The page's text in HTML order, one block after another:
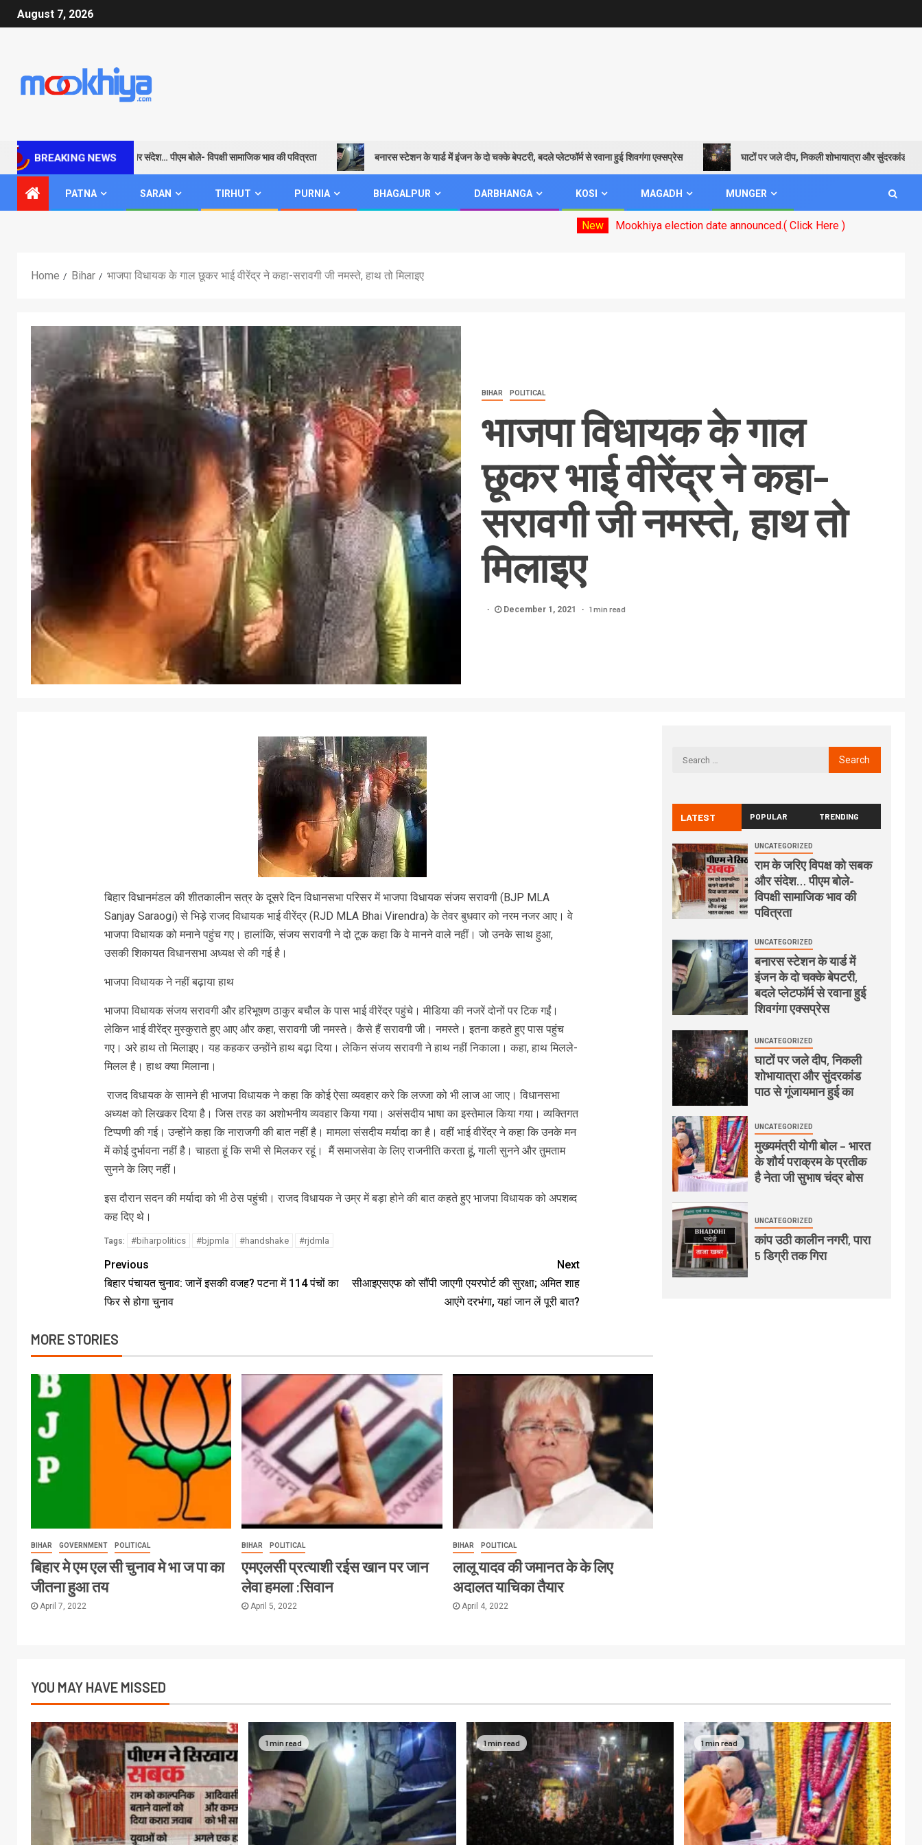
August 7, 2026
BREAKING NEWS
राम के जरिए विपक्ष को सबक और संदेश… पीएम बोले- विपक्षी सामाजिक भाव की पवित्रता बनारस स्टेशन के यार्ड में इंजन के दो चक्के बेपटरी, बदले प्लेटफॉर्म से रवाना हुई शिवगंगा एक्सप्रेस घाटों पर जले दीप, निकली शोभायात्रा और सुंदरकांड पाठ से
PATNA SARAN TIRHUT PURNIA BHAGALPUR DARBHANGA KOSI MAGADH MUNGER
Mookhiya election date announced.( Click Here )
Home Bihar भाजपा विधायक के गाल छूकर भाई वीरेंद्र ने कहा-सरावगी जी नमस्ते, हाथ तो मिलाइए
BIHAR POLITICAL
भाजपा विधायक के गाल
छूकर भाई वीरेंद्र ने कहा-
सरावगी जी नमस्ते, हाथ तो
मिलाइए
December 1, 2021 1 min read
बिहार विधानमंडल की शीतकालीन सत्र के दूसरे दिन विधानसभा परिसर में भाजपा विधायक संजय सरावगी (BJP MLA
Sanjay Saraogi) से भिड़े राजद विधायक भाई वीरेंद्र (RJD MLA Bhai Virendra) के तेवर बुधवार को नरम नजर आए। वे
भाजपा विधायक को मनाने पहुंच गए। हालांकि, संजय सरावगी ने दो टूक कहा कि वे मानने वाले नहीं। जो उनके साथ हुआ,
उसकी शिकायत विधानसभा अध्‍यक्ष से की गई है।
भाजपा विधायक ने नहीं बढ़ाया हाथ
भाजपा विधायक संजय सरावगी और हरिभूषण ठाकुर बचौल के पास भाई वीरेंद्र पहुंचे। मीडिया की नजरें दोनों पर टिक गईं।
लेकिन भाई वीरेंद्र मुस्‍कुराते हुए आए और कहा, सरावगी जी नमस्‍ते। कैसे हैं सरावगी जी। नमस्‍ते। इतना कहते हुए पास पहुंच
गए। अरे हाथ तो मिलाइए। यह कहकर उन्‍होंने हाथ बढ़ा दिया। लेकिन संजय सरावगी ने हाथ नहीं निकाला। कहा, हाथ मिलले-
मिलल है। हाथ क्‍या मिलाना।
राजद विधायक के सामने ही भाजपा विधायक ने कहा कि कोई ऐसा व्‍यवहार करे कि लज्‍जा को भी लाज आ जाए। विधानसभा
अध्‍यक्ष को लिखकर दिया है। जिस तरह का अशोभनीय व्‍यवहार किया गया। असंसदीय भाषा का इस्‍तेमाल किया गया। व्‍यक्तिगत
टिप्‍पणी की गई। उन्‍होंने कहा कि नाराजगी की बात नहीं है। मामला संसदीय मर्यादा का है। वहीं भाई वीरेंद्र ने कहा कि उनके मन
में कोई दुर्भावना नहीं है। चाहता हूं कि सभी से मिलकर रहूं। मैं समाजसेवा के लिए राजनीति करता हूं, गाली सुनने और तुमताम
सुनने के लिए नहीं।
इस दौरान सदन की मर्यादा को भी ठेस पहुंची। राजद विधायक ने उम्र में बड़ा होने की बात कहते हुए भाजपा विधायक को अपशब्‍द
कह दिए थे।
Tags: #biharpolitics #bjpmla #handshake #rjdmla
Previous
बिहार पंचायत चुनाव: जानें इसकी वजह? पटना में 114 पंचों का
फिर से होगा चुनाव
Next
सीआइएसएफ को सौंपी जाएगी एयरपोर्ट की सुरक्षा; अमित शाह
आएंगे दरभंगा, यहां जान लें पूरी बात?
MORE STORIES
BIHAR GOVERNMENT POLITICAL
बिहार मे एम एल सी चुनाव मे भा ज पा का
जीतना हुआ तय
April 7, 2022
BIHAR POLITICAL
एमएलसी प्रत्याशी रईस खान पर जान
लेवा हमला :सिवान
April 5, 2022
BIHAR POLITICAL
लालू यादव की जमानत के के लिए
अदालत याचिका तैयार
April 4, 2022
LATEST POPULAR TRENDING
UNCATEGORIZED
राम के जरिए विपक्ष को सबक
और संदेश… पीएम बोले-
विपक्षी सामाजिक भाव की
पवित्रता
UNCATEGORIZED
बनारस स्टेशन के यार्ड में
इंजन के दो चक्के बेपटरी,
बदले प्लेटफॉर्म से रवाना हुई
शिवगंगा एक्सप्रेस
UNCATEGORIZED
घाटों पर जले दीप, निकली
शोभायात्रा और सुंदरकांड
पाठ से गूंजायमान हुई का
UNCATEGORIZED
मुख्यमंत्री योगी बोल – भारत
के शौर्य पराक्रम के प्रतीक
है नेता जी सुभाष चंद्र बोस
UNCATEGORIZED
कांप उठी कालीन नगरी, पारा
5 डिग्री तक गिरा
YOU MAY HAVE MISSED
1 min read 1 min read 1 min read